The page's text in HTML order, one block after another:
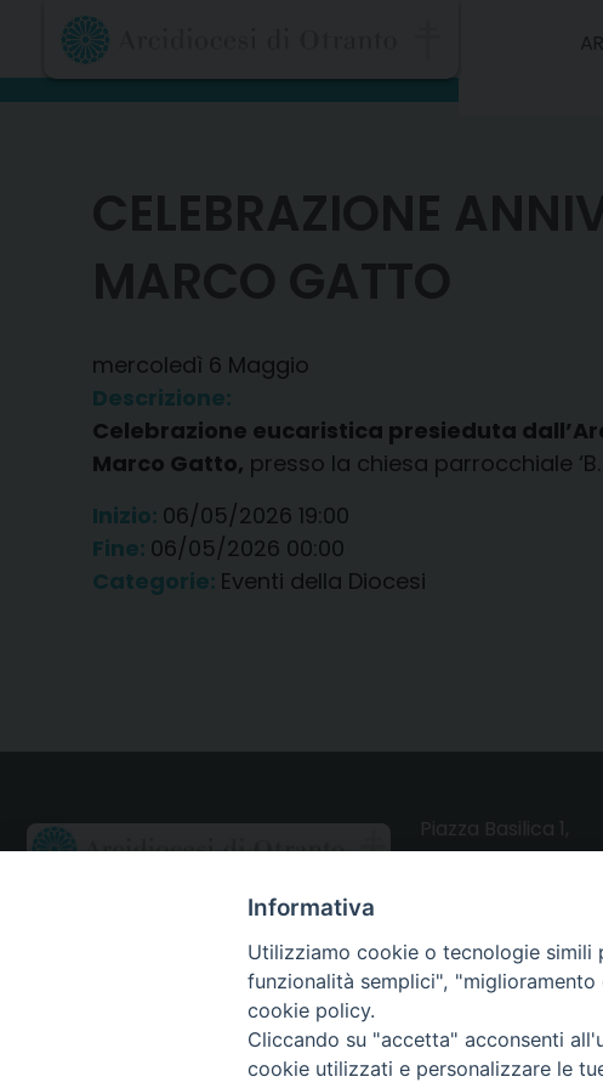
content
CELEBRAZIONE
MARCO GATTO
mercoledì 6 Maggio
Descrizione:
Celebrazione eucaristica presieduta
Marco Gatto, presso la chiesa parrocchiale
Inizio: 06/05/2026 19:00
Fine: 06/05/2026 00:00
Categorie: Eventi della Diocesi
CONTATTI
Webmail Uffici
Webmail Parrocchie
Informativa
Utilizziamo cookie o tecnologie
funzionalità semplici",
cookie policy.
Cliccando su "accetta" acconsenti
cookie utilizzati e personalizzare le